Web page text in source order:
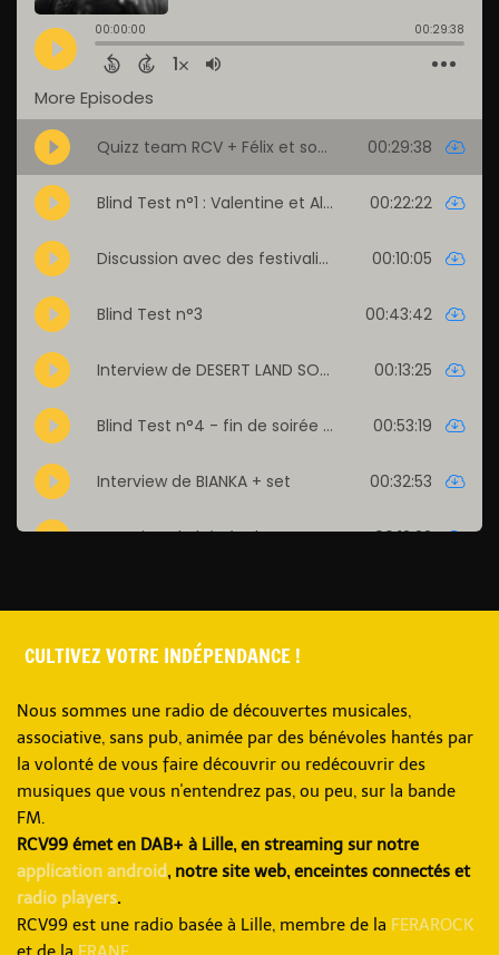
CULTIVEZ VOTRE INDÉPENDANCE !
Nous sommes une radio de découvertes musicales,
associative, sans pub, animée par des bénévoles hantés par
la volonté de vous faire découvrir ou redécouvrir des
musiques que vous n'entendrez pas, ou peu, sur la bande
FM.
RCV99 émet en DAB+ à Lille, en streaming sur notre
application android, notre site web, enceintes connectés et
radio players.
RCV99 est une radio basée à Lille, membre de la FERAROCK